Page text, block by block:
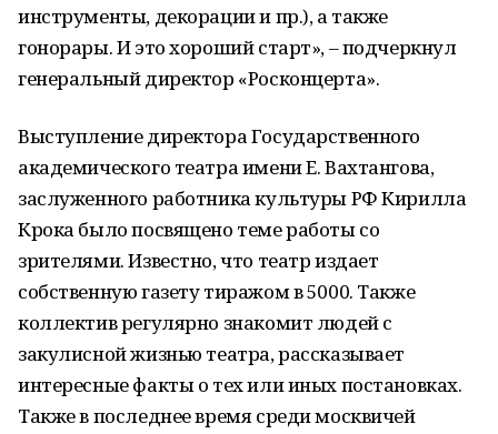
инструменты, декорации и пр.), а также
гонорары. И это хороший старт», – подчеркнул
генеральный директор «Росконцерта».
Выступление директора Государственного
академического театра имени Е. Вахтангова,
заслуженного работника культуры РФ Кирилла
Крока было посвящено теме работы со
зрителями. Известно, что театр издает
собственную газету тиражом в 5000. Также
коллектив регулярно знакомит людей с
закулисной жизнью театра, рассказывает
интересные факты о тех или иных постановках.
Также в последнее время среди москвичей